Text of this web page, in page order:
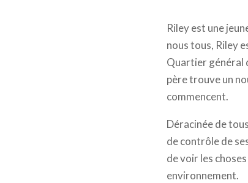
Riley est une
nous tous, Riley
Quartier général
père trouve un
commencent.
Déracinée de
de contrôle de
de voir les
environnement.